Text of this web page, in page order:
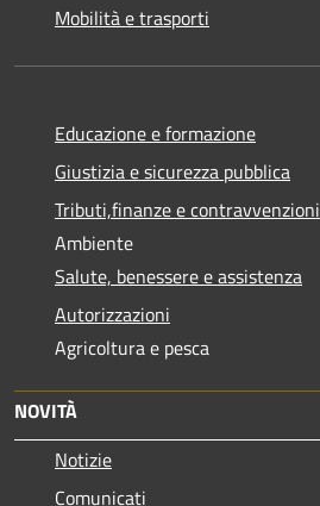
Mobilità e trasporti
Educazione e formazione
Giustizia e sicurezza pubblica
Tributi,finanze e contravvenzioni
Ambiente
Salute, benessere e assistenza
Autorizzazioni
Agricoltura e pesca
NOVITÀ
Notizie
Comunicati